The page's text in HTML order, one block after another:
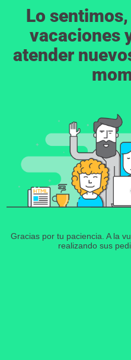
Lo
vacaciones
atender
Gracias por tu paciencia. A la
realizando sus